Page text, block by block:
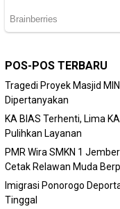
POS-POS TERBARU
Tragedi Proyek Masjid
Dipertanyakan
KA BIAS Terhenti, Lima
Pulihkan Layanan
PMR Wira SMKN 1
Cetak Relawan Muda
Imigrasi Ponorogo
Tinggal